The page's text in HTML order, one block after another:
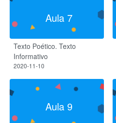
Aula 7
Texto Poético. Texto
Informativo
2020-11-10
Aula 9